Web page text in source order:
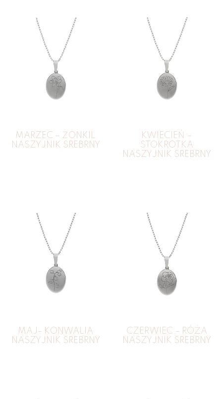
MARZEC – ŻONKIL
NASZYJNIK SREBRNY
KWIECIEŃ –
STOKROTKA
NASZYJNIK SREBRNY
MAJ- KONWALIA
NASZYJNIK SREBRNY
CZERWIEC – RÓŻA
NASZYJNIK SREBRNY